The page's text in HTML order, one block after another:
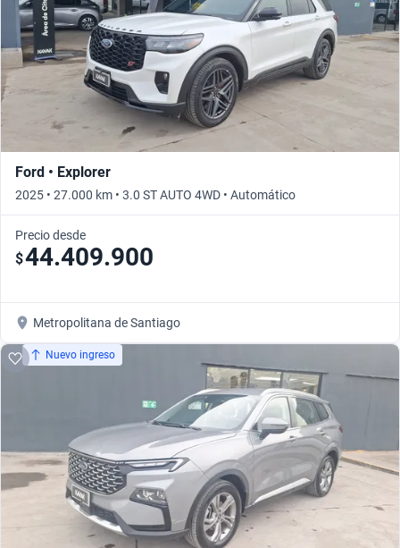
Ford • Explorer
2025 • 27.000 km • 3.0 ST AUTO 4WD • Automático
Precio desde
$44.409.900
Metropolitana de Santiago
Nuevo ingreso